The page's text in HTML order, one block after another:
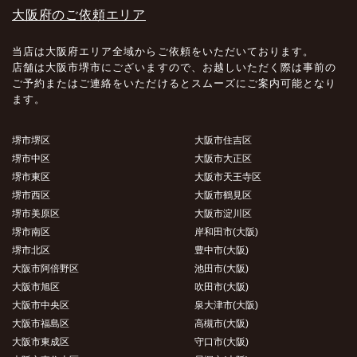
大阪府のご依頼エリア
当店は大阪府エリア全域からご依頼をいただいております。
店舗は大阪市堺市にございますので、お越しいただく際は事前の
ご予約またはご連絡をいただけるとスムーズにご案内可能となり
ます。
堺市堺区
堺市中区
堺市東区
堺市西区
堺市美原区
堺市南区
堺市北区
大阪市阿倍野区
大阪市旭区
大阪市中央区
大阪市福島区
大阪市東成区
大阪市住吉区
大阪市大正区
大阪市天王寺区
大阪市鶴見区
大阪市淀川区
岸和田市(大阪)
豊中市(大阪)
池田市(大阪)
吹田市(大阪)
泉大津市(大阪)
高槻市(大阪)
守口市(大阪)